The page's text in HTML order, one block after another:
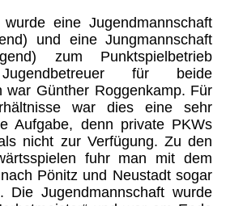
eine Jugendmannschaft
und eine Jungmannschaft
zum Punktspielbetrieb
für beide
war Günther Roggenkamp. Für
war dies eine sehr
Aufgabe, denn private PKWs
nicht zur Verfügung. Zu den
fuhr man mit dem
Pönitz und Neustadt sogar
Die Jugendmannschaft wurde